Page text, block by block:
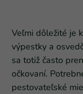
Veľmi dôležité je
výpestky a
sa totiž často
očkovaní.
pestovateľské